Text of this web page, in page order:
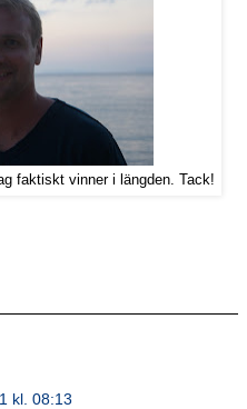
faktiskt vinner i längden. Tack!
kl. 08:13